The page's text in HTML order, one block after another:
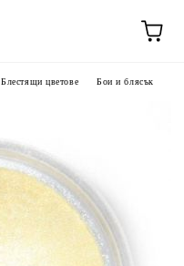
Блестящи цветове Бои и блясък